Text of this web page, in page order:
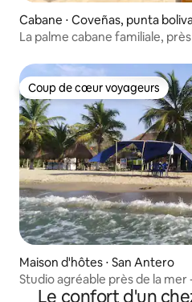
Cabane ⋅ Coveñas, punta
La palme cabane familiale,
Coup de cœur voyageurs
Coup de cœur voyageurs
Maison d'hôtes ⋅ San Antero
Studio agréable près de la
Le confort d'un